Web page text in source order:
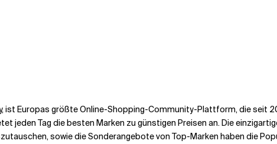
ist Europas größte Online-Shopping-Community-Plattform, die seit
jeden Tag die besten Marken zu günstigen Preisen an. Die
sowie die Sonderangebote von Top-Marken haben die